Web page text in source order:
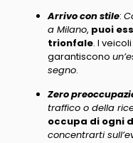
Arrivo con stile:
a Milano, puoi
trionfale. I
garantiscono
segno.
Zero
traffico o della
occupa di ogni
concentrarti